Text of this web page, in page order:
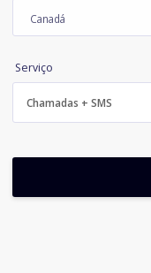
Serviço
Chamadas + SMS